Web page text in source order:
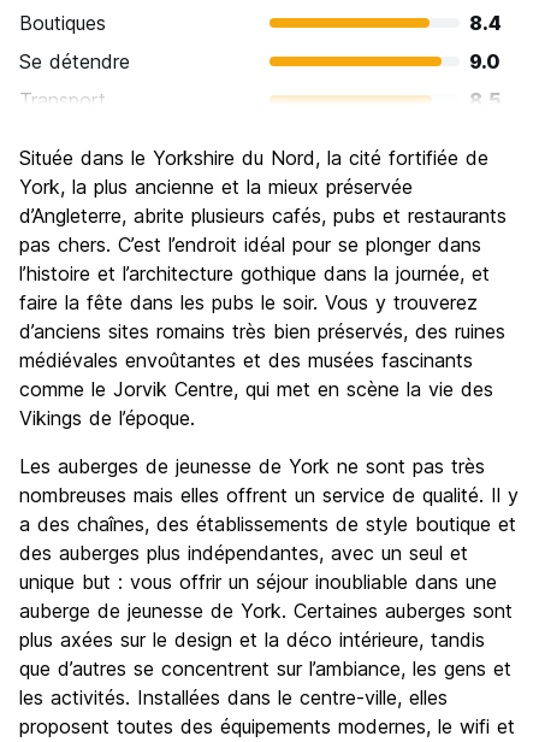
Informations touristiques, visites à pied et conseils sur les
Cadenas et adaptateurs disponibles à la vente pour 5 GBP
chacun
Impression 0,20 p. par feuille
Des draps propres et impeccables sur votre lit, prêts à être
utilisés !
Le départ tardif est possible pour dormir un peu plus
jusqu'à midi (réservez à l'avance à la réception) !
Remarque : pour la sécurité des autres, toute personne
présentant des symptômes de Covid-19 ne pourra pas
séjourner à l'auberge. Par conséquent, nous vous
recommandons de rentrer chez vous si vous voyagez à
l'intérieur du pays ou d'utiliser un hébergement spécialisé
dans l'auto-isolement. Auto-isolation - Les hôtes qui
souhaitent s'isoler dans l'auberge doivent le faire dans une
période d'auto-isolation s'ils viennent de l'étranger dans
des dortoirs partagés. (Auto-translated from original
language)
Boutiques
8.4
Se détendre
9.0
Transport
8.5
Culture
Sortir le soir / faire la fête
7.9
Bonnes affaires
8.0
Située dans le Yorkshire du Nord, la cité fortifiée de
York, la plus ancienne et la mieux préservée
d’Angleterre, abrite plusieurs cafés, pubs et restaurants
pas chers. C’est l’endroit idéal pour se plonger dans
l’histoire et l’architecture gothique dans la journée, et
faire la fête dans les pubs le soir. Vous y trouverez
d’anciens sites romains très bien préservés, des ruines
médiévales envoûtantes et des musées fascinants
comme le Jorvik Centre, qui met en scène la vie des
Vikings de l’époque.
Les auberges de jeunesse de York ne sont pas très
nombreuses mais elles offrent un service de qualité. Il y
a des chaînes, des établissements de style boutique et
des auberges plus indépendantes, avec un seul et
unique but : vous offrir un séjour inoubliable dans une
auberge de jeunesse de York. Certaines auberges sont
plus axées sur le design et la déco intérieure, tandis
que d’autres se concentrent sur l’ambiance, les gens et
les activités. Installées dans le centre-ville, elles
proposent toutes des équipements modernes, le wifi et